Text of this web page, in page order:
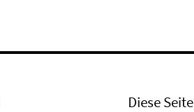
Diese Seite